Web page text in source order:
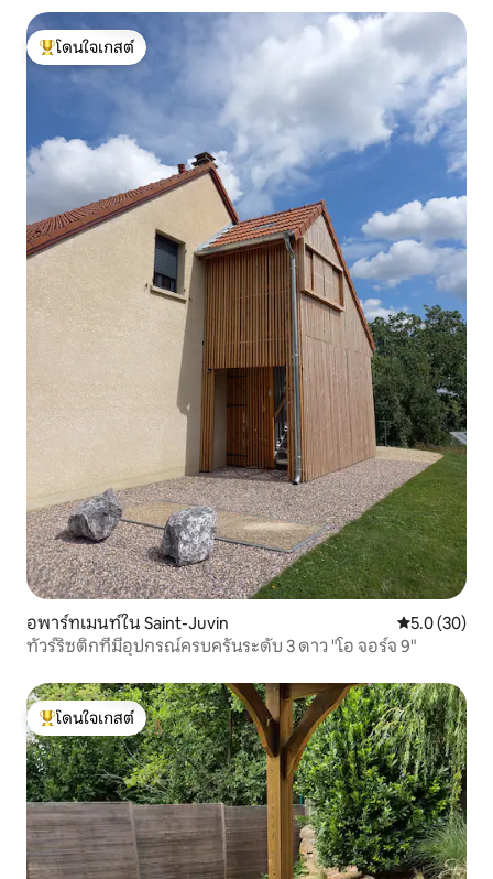
โดนใจเกสต์ที่สุด
โดนใจเกสต์
อพาร์ทเมนท์ใน Saint-Juvin คะแนนเฉลี่ย
5.0 (30)
ทัวร์ริซติกที่มีอุปกรณ์ครบครันระดับ 3 ดาว "โอ จอร์จ 9"
โดนใจเกสต์ที่สุด
โดนใจเกสต์